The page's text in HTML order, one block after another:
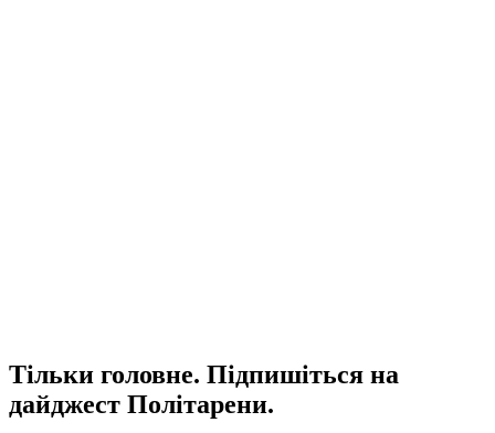
Тільки головне. Підпишіться на
дайджест Політарени.